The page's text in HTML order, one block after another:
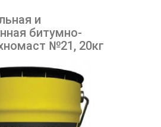
и
битумно-
№21, 20кг